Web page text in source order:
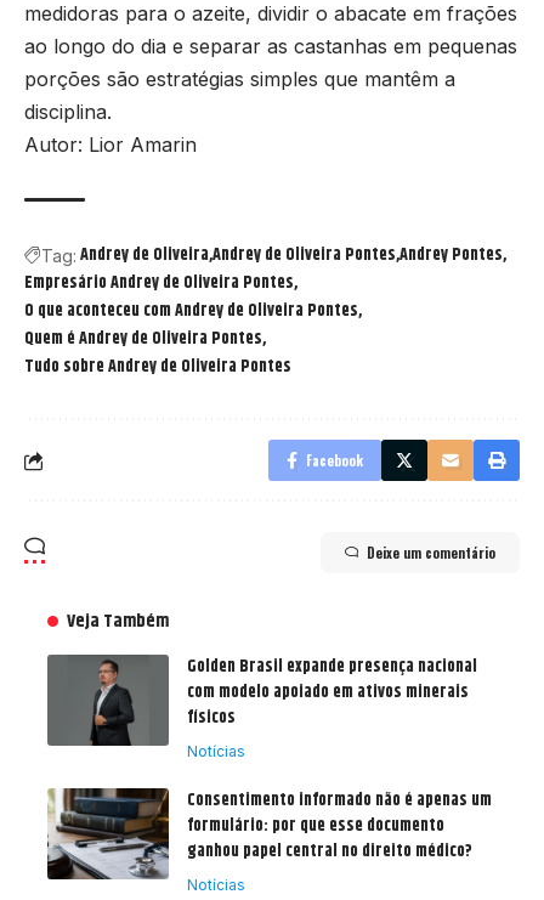
medidoras para o azeite, dividir o abacate em frações
ao longo do dia e separar as castanhas em pequenas
porções são estratégias simples que mantêm a
disciplina.
Autor: Lior Amarin
Tag: Andrey de OliveiraAndrey de Oliveira PontesAndrey Pontes
Empresário Andrey de Oliveira Pontes
O que aconteceu com Andrey de Oliveira Pontes
Quem é Andrey de Oliveira Pontes
Tudo sobre Andrey de Oliveira Pontes
Facebook
Deixe um comentário
Veja Também
Golden Brasil expande presença nacional
com modelo apoiado em ativos minerais
físicos
Notícias
Consentimento informado não é apenas um
formulário: por que esse documento
ganhou papel central no direito médico?
Notícias